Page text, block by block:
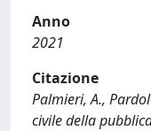
Anno
2021
Citazione
Palmieri, A.,
civile della